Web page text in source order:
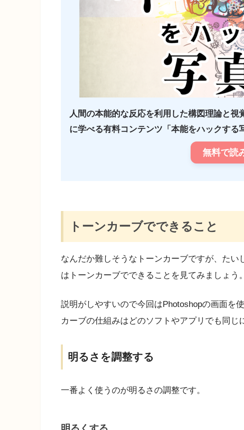
人間の本能的な反応を利用した構図理論と
に学べる有料コンテンツ「本能をハックする
無料で読
トーンカーブでできること
なんだか難しそうなトーンカーブですが、た
はトーンカーブでできることを見てみましょう。
説明がしやすいので今回はPhotoshopの画面を
カーブの仕組みはどのソフトやアプリでも同じ
明るさを調整する
一番よく使うのが明るさの調整です。